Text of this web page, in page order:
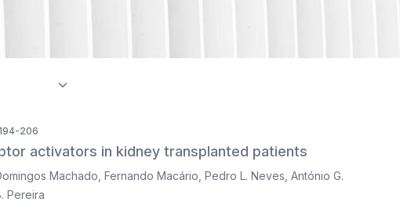
206
activators in kidney transplanted patients
Machado Fernando Macário Pedro L. Neves António G.
Pereira